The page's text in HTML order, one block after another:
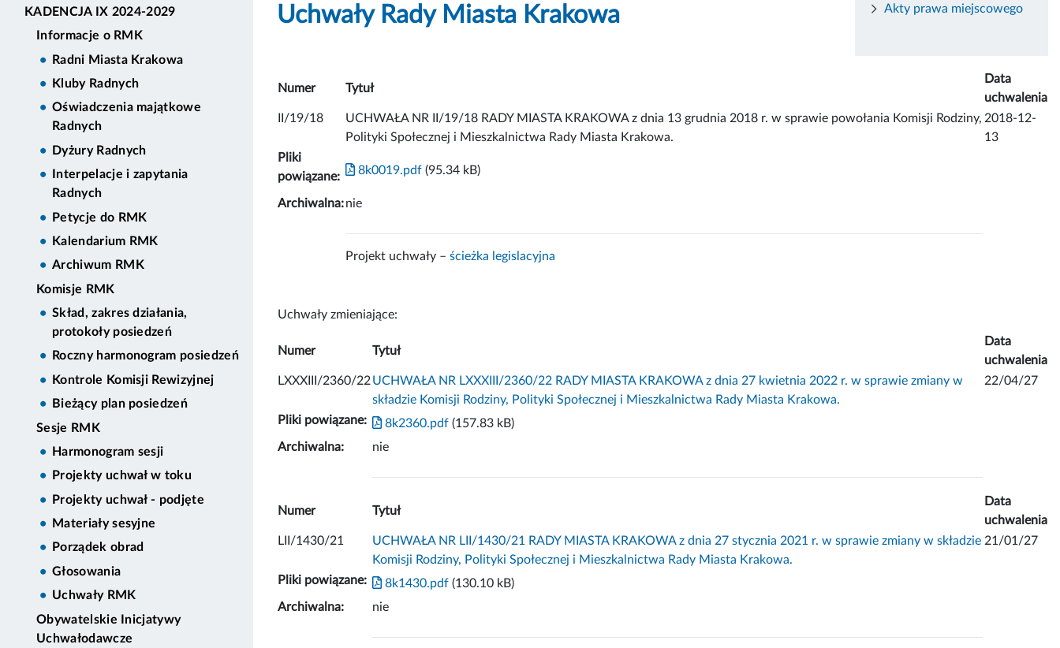
KADENCJA IX 2024-2029
Informacje o RMK
Radni Miasta Krakowa
Kluby Radnych
Oświadczenia majątkowe
Radnych
Dyżury Radnych
Interpelacje i zapytania
Radnych
Petycje do RMK
Kalendarium RMK
Archiwum RMK
Komisje RMK
Skład, zakres działania,
protokoły posiedzeń
Roczny harmonogram posiedzeń
Kontrole Komisji Rewizyjnej
Bieżący plan posiedzeń
Sesje RMK
Harmonogram sesji
Projekty uchwał w toku
Projekty uchwał - podjęte
Materiały sesyjne
Porządek obrad
Głosowania
Uchwały RMK
Obywatelskie Inicjatywy
Uchwałodawcze
Akty prawa miejscowego
Uchwały Rady Miasta Krakowa
Numer Tytuł
Data
uchwalenia
II/19/18
UCHWAŁA NR II/19/18 RADY MIASTA KRAKOWA z dnia 13 grudnia 2018 r. w sprawie powołania Komisji Rodziny,
Polityki Społecznej i Mieszkalnictwa Rady Miasta Krakowa.
2018-12-
13
Pliki
powiązane:
8k0019.pdf (95.34 kB)
Archiwalna:nie
Projekt uchwały – ścieżka legislacyjna
Uchwały zmieniające:
Numer Tytuł
Data
uchwalenia
LXXXIII/2360/22UCHWAŁA NR LXXXIII/2360/22 RADY MIASTA KRAKOWA z dnia 27 kwietnia 2022 r. w sprawie zmiany w
składzie Komisji Rodziny, Polityki Społecznej i Mieszkalnictwa Rady Miasta Krakowa.
22/04/27
Pliki powiązane: 8k2360.pdf (157.83 kB)
Archiwalna:
nie
Numer Tytuł
Data
uchwalenia
LII/1430/21
UCHWAŁA NR LII/1430/21 RADY MIASTA KRAKOWA z dnia 27 stycznia 2021 r. w sprawie zmiany w składzie
Komisji Rodziny, Polityki Społecznej i Mieszkalnictwa Rady Miasta Krakowa.
21/01/27
Pliki powiązane: 8k1430.pdf (130.10 kB)
Archiwalna:
nie